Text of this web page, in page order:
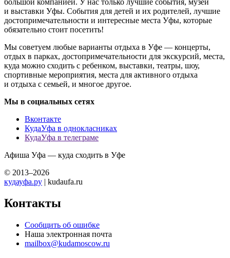
и выставки Уфы. События для детей и их родителей, лучшие
достопримечательности и интересные места Уфы, которые
обязательно стоит посетить!
Мы советуем любые варианты отдыха в Уфе — концерты,
отдых в парках, достопримечательности для экскурсий, места,
куда можно сходить с ребенком, выставки, театры, шоу,
спортивные мероприятия, места для активного отдыха
и отдыха с семьей, и многое другое.
Мы в социальных сетях
Вконтакте
КудаУфа в однокласниках
КудаУфа в телеграме
Афиша Уфа — куда сходить в Уфе
© 2013–2026
кудауфа.ру | kudaufa.ru
Контакты
Сообщить об ошибке
Наша электронная почта
mailbox@kudamoscow.ru